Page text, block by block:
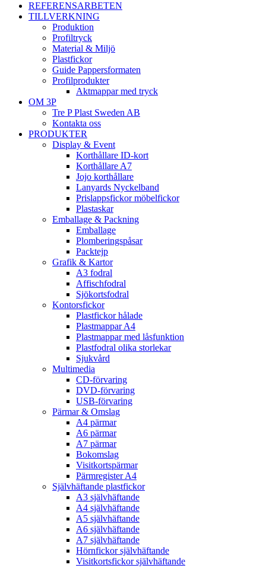
REFERENSARBETEN
TILLVERKNING
Produktion
Profiltryck
Material & Miljö
Plastfickor
Guide Pappersformaten
Profilprodukter
Aktmappar med tryck
OM 3P
Tre P Plast Sweden AB
Kontakta oss
PRODUKTER
Display & Event
Korthållare ID-kort
Korthållare A7
Jojo korthållare
Lanyards Nyckelband
Prislappsfickor möbelfickor
Plastaskar
Emballage & Packning
Emballage
Plomberingspåsar
Packtejp
Grafik & Kartor
A3 fodral
Affischfodral
Sjökortsfodral
Kontorsfickor
Plastfickor hålade
Plastmappar A4
Plastmappar med låsfunktion
Plastfodral olika storlekar
Sjukvård
Multimedia
CD-förvaring
DVD-förvaring
USB-förvaring
Pärmar & Omslag
A4 pärmar
A6 pärmar
A7 pärmar
Bokomslag
Visitkortspärmar
Pärmregister A4
Självhäftande plastfickor
A3 självhäftande
A4 självhäftande
A5 självhäftande
A6 självhäftande
A7 självhäftande
Hörnfickor självhäftande
Visitkortsfickor självhäftande